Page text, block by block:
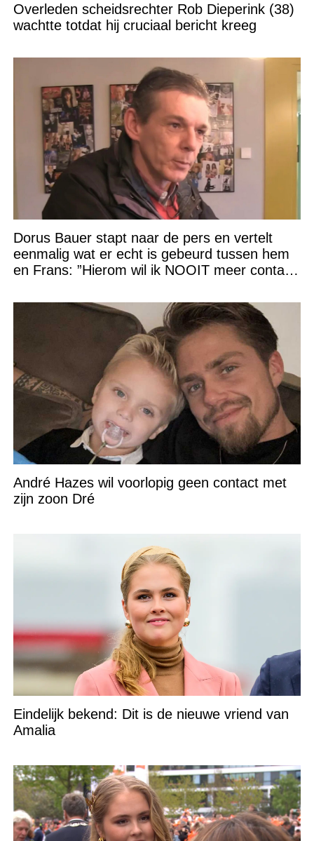
Overleden scheidsrechter Rob Dieperink (38)
wachtte totdat hij cruciaal bericht kreeg
Dorus Bauer stapt naar de pers en vertelt
eenmalig wat er echt is gebeurd tussen hem
en Frans: ”Hierom wil ik NOOIT meer contact
André Hazes wil voorlopig geen contact met
zijn zoon Dré
Eindelijk bekend: Dit is de nieuwe vriend van
Amalia